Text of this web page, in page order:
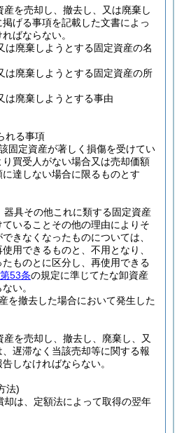
産を売却し、撤去し、又は廃棄し
げる事項を記載した文書によっ
ばならない。
は廃棄しようとする固定資産の名
は廃棄しようとする固定資産の所
は廃棄しようとする事由
れる事項
固定資産が著しく損傷を受けてい
買受人がない場合又は売却価額
達しない場合に限るものとす
器具その他これに類する固定資産
いることその他の理由によりそ
きなくなったものについては、
用できるものと、不用となり、
ものとに区分し、再使用できる
第53条の規定に準じてたな卸資産
い。
を撤去した場合において発生した
を売却し、撤去し、廃棄し、又
遅滞なく当該売却等に関する報
しなければならない。
法)
却は、定額法によって取得の翌年